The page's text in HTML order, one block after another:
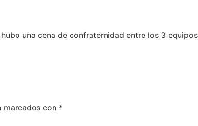
una cena de confraternidad entre los 3 equipos
marcados con *